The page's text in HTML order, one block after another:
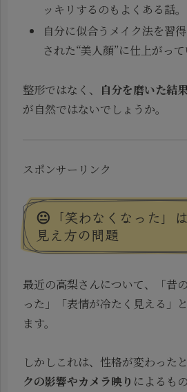
ッキリするのもよくある話。
自分に似合うメイク法を習
された“美人顔”に仕上がって
整形ではなく、 自分を磨いた結
が自然ではないでしょうか。
スポンサーリンク
😐「笑わなくなった」
見え方の問題
最近の高梨さんについて、「昔
った」「表情が冷たく見える」
ます。
しかしこれは、性格が変わった
クの影響やカメラ映り によるも